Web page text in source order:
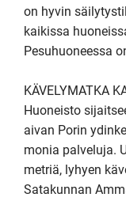
on hyvin
kaikissa
Pesuhuoneessa
KÄVELYMATKA
Huoneisto
aivan Porin
monia palveluja.
metriä, lyhyen
Satakunnan